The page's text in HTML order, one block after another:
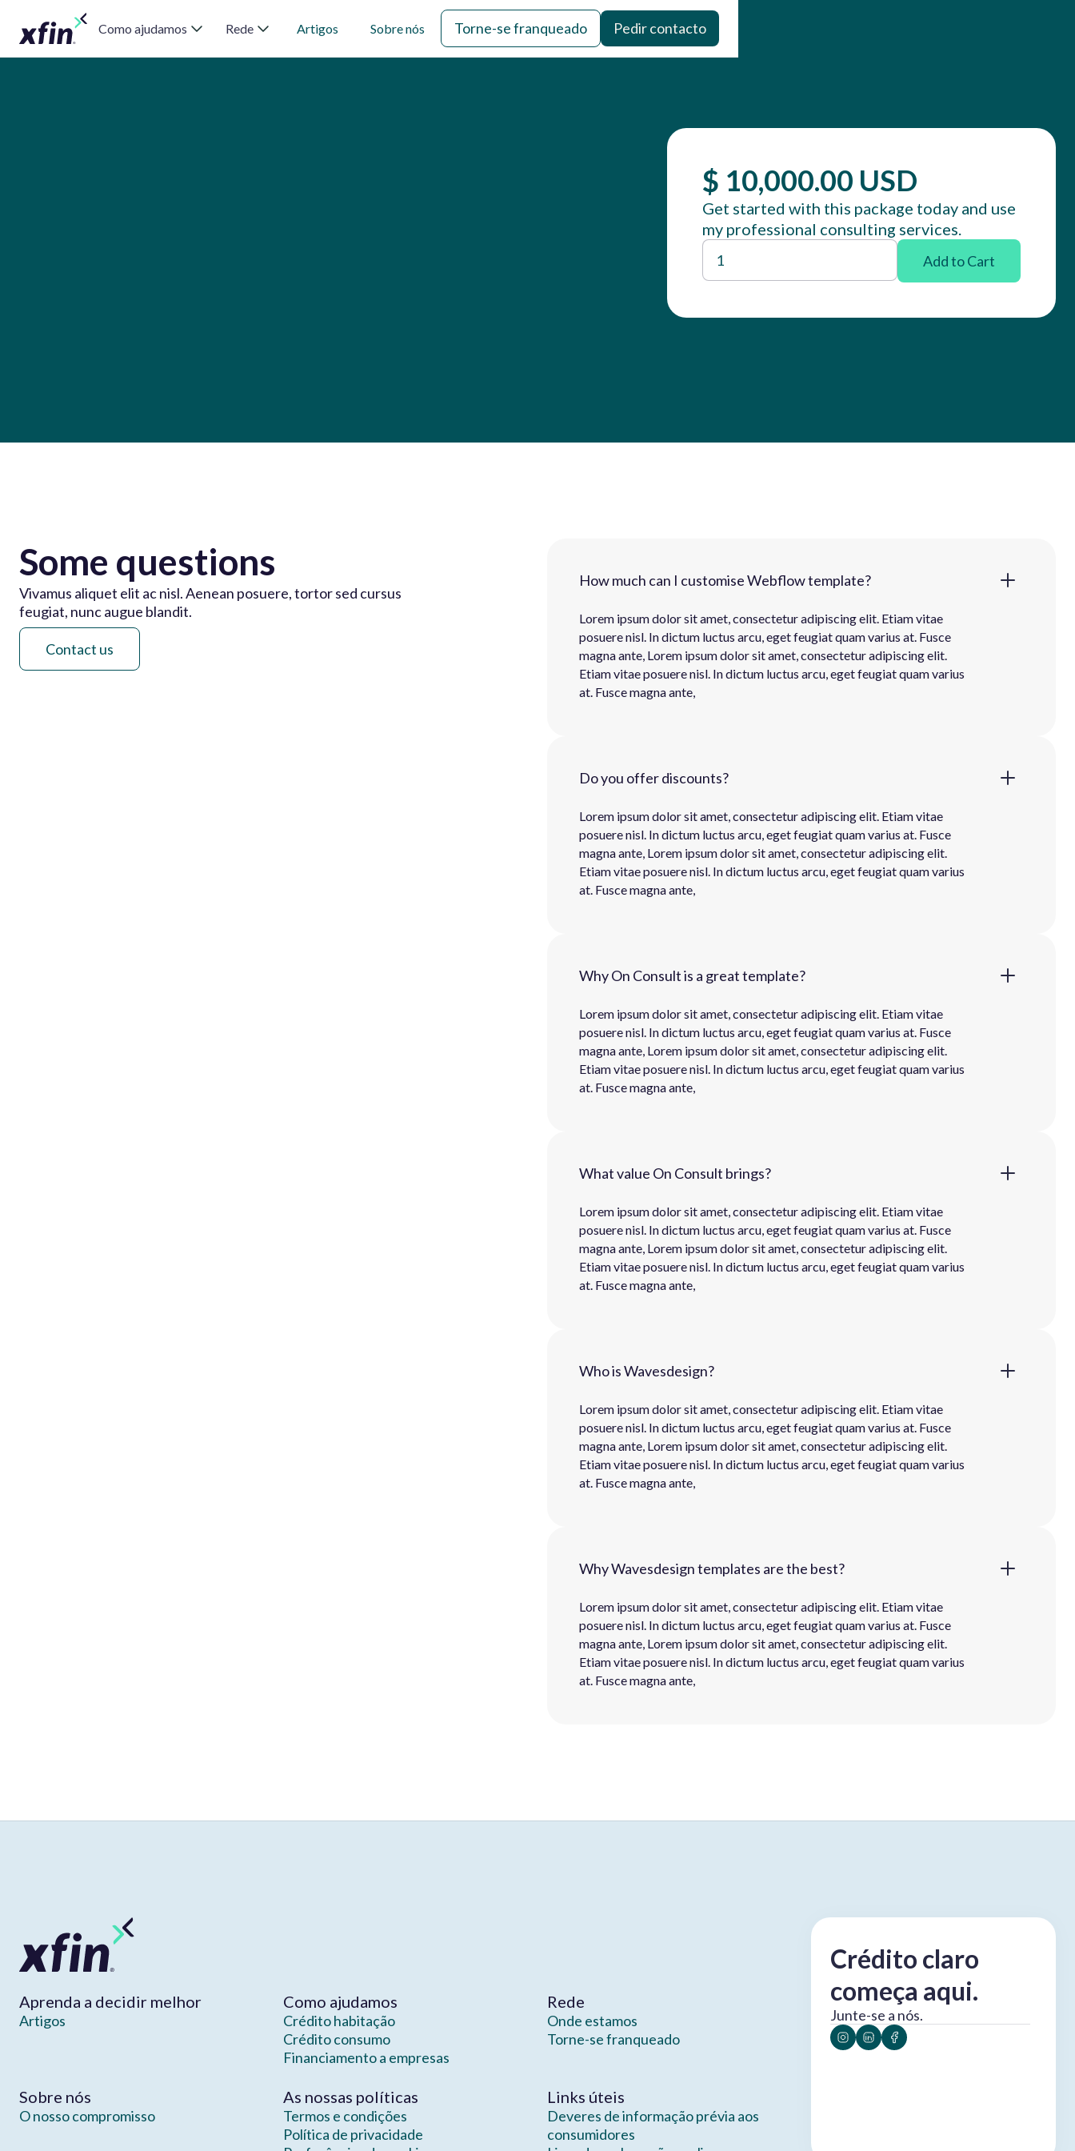
Como ajudamos Rede Artigos Sobre nós Torne-se franqueado Pedir contacto
$ 10,000.00 USD
Get started with this package today and use
my professional consulting services.
Some questions
Vivamus aliquet elit ac nisl. Aenean posuere, tortor sed cursus
feugiat, nunc augue blandit.
Contact us
How much can I customise Webflow template?
Lorem ipsum dolor sit amet, consectetur adipiscing elit. Etiam vitae
posuere nisl. In dictum luctus arcu, eget feugiat quam varius at. Fusce
magna ante, Lorem ipsum dolor sit amet, consectetur adipiscing elit.
Etiam vitae posuere nisl. In dictum luctus arcu, eget feugiat quam varius
at. Fusce magna ante,
Do you offer discounts?
Lorem ipsum dolor sit amet, consectetur adipiscing elit. Etiam vitae
posuere nisl. In dictum luctus arcu, eget feugiat quam varius at. Fusce
magna ante, Lorem ipsum dolor sit amet, consectetur adipiscing elit.
Etiam vitae posuere nisl. In dictum luctus arcu, eget feugiat quam varius
at. Fusce magna ante,
Why On Consult is a great template?
Lorem ipsum dolor sit amet, consectetur adipiscing elit. Etiam vitae
posuere nisl. In dictum luctus arcu, eget feugiat quam varius at. Fusce
magna ante, Lorem ipsum dolor sit amet, consectetur adipiscing elit.
Etiam vitae posuere nisl. In dictum luctus arcu, eget feugiat quam varius
at. Fusce magna ante,
What value On Consult brings?
Lorem ipsum dolor sit amet, consectetur adipiscing elit. Etiam vitae
posuere nisl. In dictum luctus arcu, eget feugiat quam varius at. Fusce
magna ante, Lorem ipsum dolor sit amet, consectetur adipiscing elit.
Etiam vitae posuere nisl. In dictum luctus arcu, eget feugiat quam varius
at. Fusce magna ante,
Who is Wavesdesign?
Lorem ipsum dolor sit amet, consectetur adipiscing elit. Etiam vitae
posuere nisl. In dictum luctus arcu, eget feugiat quam varius at. Fusce
magna ante, Lorem ipsum dolor sit amet, consectetur adipiscing elit.
Etiam vitae posuere nisl. In dictum luctus arcu, eget feugiat quam varius
at. Fusce magna ante,
Why Wavesdesign templates are the best?
Lorem ipsum dolor sit amet, consectetur adipiscing elit. Etiam vitae
posuere nisl. In dictum luctus arcu, eget feugiat quam varius at. Fusce
magna ante, Lorem ipsum dolor sit amet, consectetur adipiscing elit.
Etiam vitae posuere nisl. In dictum luctus arcu, eget feugiat quam varius
at. Fusce magna ante,
Crédito claro
começa aqui.
Junte-se a nós.
Aprenda a decidir melhor
Artigos
Como ajudamos
Crédito habitação
Crédito consumo
Financiamento a empresas
Rede
Onde estamos
Torne-se franqueado
Sobre nós
O nosso compromisso
As nossas políticas
Termos e condições
Política de privacidade
Links úteis
Deveres de informação prévia aos
consumidores